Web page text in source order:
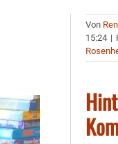
Von
15:24 |